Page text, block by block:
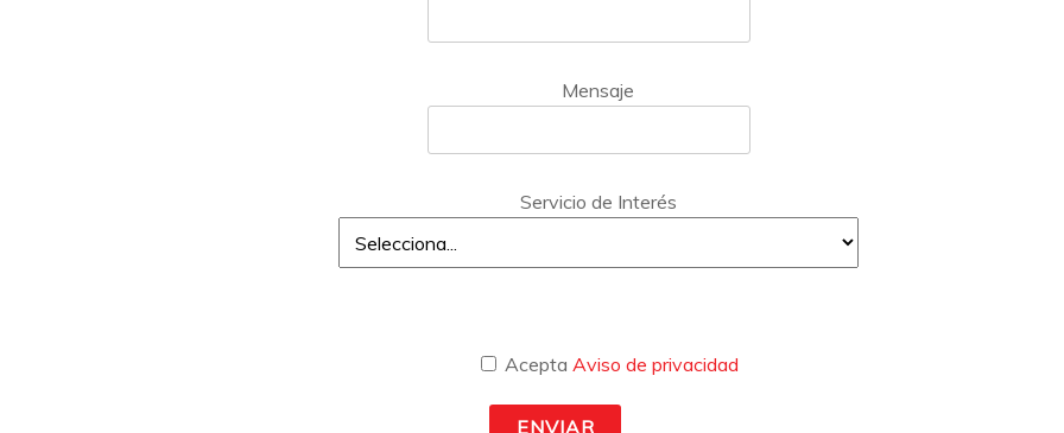
Mensaje
Servicio de Interés
AceptaAviso de privacidad